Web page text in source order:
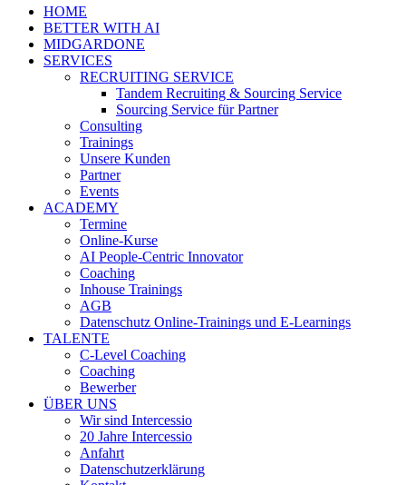
HOME
BETTER WITH AI
MIDGARDONE
SERVICES
RECRUITING SERVICE
Tandem Recruiting & Sourcing Service
Sourcing Service für Partner
Consulting
Trainings
Unsere Kunden
Partner
Events
ACADEMY
Termine
Online-Kurse
AI People-Centric Innovator
Coaching
Inhouse Trainings
AGB
Datenschutz Online-Trainings und E-Learnings
TALENTE
C-Level Coaching
Coaching
Bewerber
ÜBER UNS
Wir sind Intercessio
20 Jahre Intercessio
Anfahrt
Datenschutzerklärung